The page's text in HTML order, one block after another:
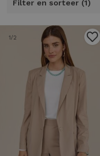
Filter en sorteer 1
1/2